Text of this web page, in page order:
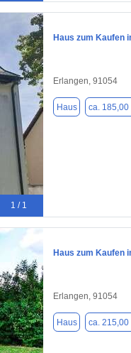
1 / 1
Haus zum Kaufen
Erlangen, 91054
Haus ca. 185,00
Haus zum Kaufen
Erlangen, 91054
Haus ca. 215,00